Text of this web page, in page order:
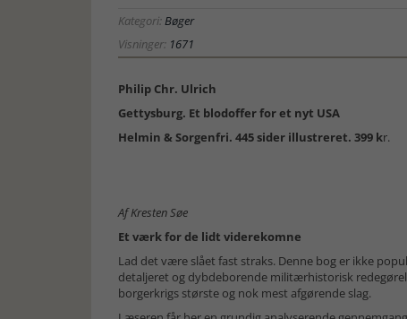
Kategori:Bøger
Visninger: 1671
Philip Chr. Ulrich
Gettysburg. Et blodoffer for et nyt USA
Helmin & Sorgenfri. 445 sider illustreret. 399 kr.
Af Kresten Søe
Et værk for de lidt viderekomne
Lad det være slået fast straks. Denne bog er ikke
detaljeret og dybdeborende militærhistorisk
borgerkrigs største og nok mest afgørende slag.